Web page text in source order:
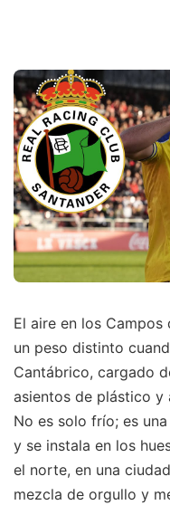
El aire en los
un peso distinto
Cantábrico, cargado
asientos de plástico y
No es solo frío; es
y se instala en los
el norte, en una
mezcla de orgullo y